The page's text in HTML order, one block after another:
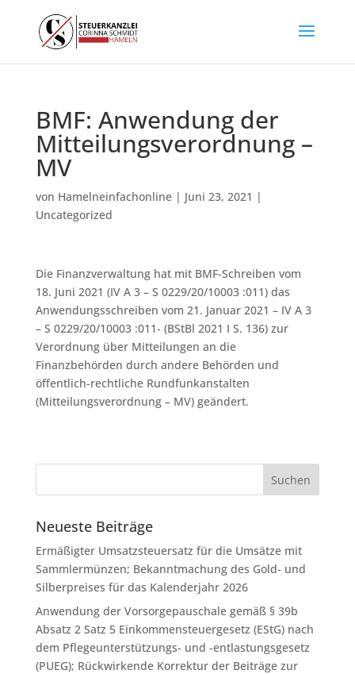
BMF: Anwendung der
Mitteilungsverordnung –
MV
von Hamelneinfachonline| Juni 23, 2021 |
Uncategorized
Die Finanzverwaltung hat mit BMF-Schreiben vom
18. Juni 2021 (IV A 3 – S 0229/20/10003 :011) das
Anwendungsschreiben vom 21. Januar 2021 – IV A 3
– S 0229/20/10003 :011- (BStBl 2021 I S. 136) zur
Verordnung über Mitteilungen an die
Finanzbehörden durch andere Behörden und
öffentlich-rechtliche Rundfunkanstalten
(Mitteilungsverordnung – MV) geändert.
Neueste Beiträge
Ermäßigter Umsatzsteuersatz für die Umsätze mit
Sammlermünzen; Bekanntmachung des Gold- und
Silberpreises für das Kalenderjahr 2026
Anwendung der Vorsorgepauschale gemäß § 39b
Absatz 2 Satz 5 Einkommensteuergesetz (EStG) nach
dem Pflegeunterstützungs- und -entlastungsgesetz
(PUEG); Rückwirkende Korrektur der Beiträge zur